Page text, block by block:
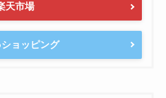
天市場
ョッピング